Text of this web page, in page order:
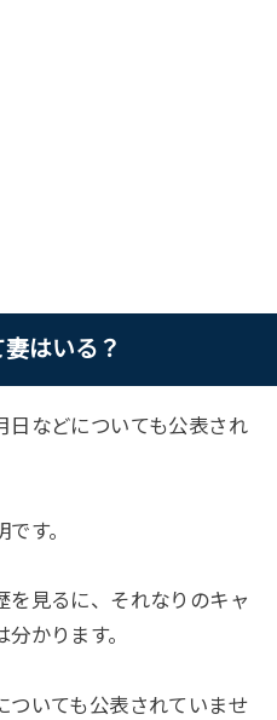
はいる？
日などについても公表され
す。
を見るに、それなりのキャ
かります。
ついても公表されていませ